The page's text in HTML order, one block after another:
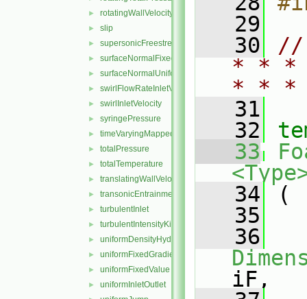
► rotatingWallVelocity
► slip
► supersonicFreestream
► surfaceNormalFixedValue
► surfaceNormalUniformFixedValue
► swirlFlowRateInletVelocity
► swirlInletVelocity
► syringePressure
► timeVaryingMappedFixedValue
► totalPressure
► totalTemperature
► translatingWallVelocity
► transonicEntrainmentPressure
► turbulentInlet
► turbulentIntensityKineticEnergyInlet
► uniformDensityHydrostaticPressure
► uniformFixedGradient
► uniformFixedValue
► uniformInletOutlet
   29
   30
//
* * *
* *
   31
   32
   33
   34
(
   35
   36
iF,